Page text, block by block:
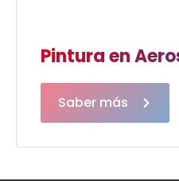
Pintura en
Saber más